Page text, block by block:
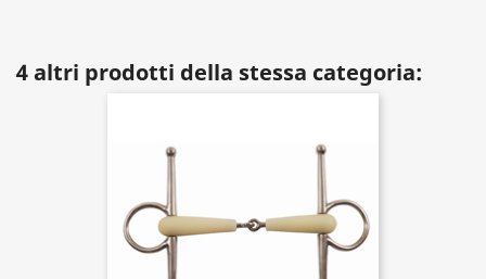
4 altri prodotti della stessa categoria: